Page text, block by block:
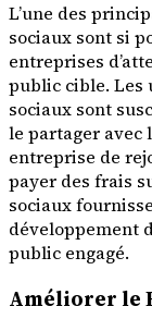
L’une des
sociaux sont si
entreprises
public cible. Les
sociaux sont
le partager avec
entreprise de
payer des frais
sociaux
développement
public engagé.
Améliorer le